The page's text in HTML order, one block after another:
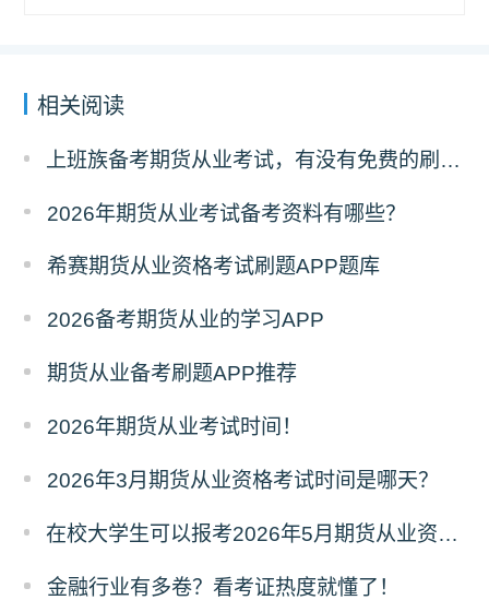
相关阅读
上班族备考期货从业考试，有没有免费的刷题 APP 可以推荐？
2026年期货从业考试备考资料有哪些？
希赛期货从业资格考试刷题APP题库
2026备考期货从业的学习APP
期货从业备考刷题APP推荐
2026年期货从业考试时间！
2026年3月期货从业资格考试时间是哪天？
在校大学生可以报考2026年5月期货从业资格考试吗？
金融行业有多卷？看考证热度就懂了！